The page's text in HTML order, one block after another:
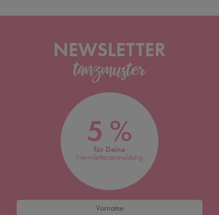
NEWSLETTER
5 %
für Deine
Newsletteranmeldung